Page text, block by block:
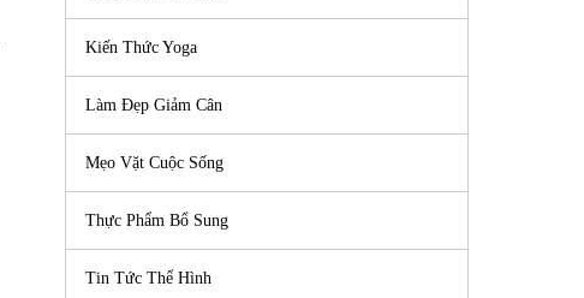
Kiến Thức Yoga
Làm Đẹp Giảm Cân
Mẹo Vặt Cuộc Sống
Thực Phẩm Bổ Sung
Tin Tức Thể Hình